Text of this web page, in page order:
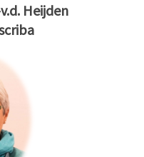
Heijden